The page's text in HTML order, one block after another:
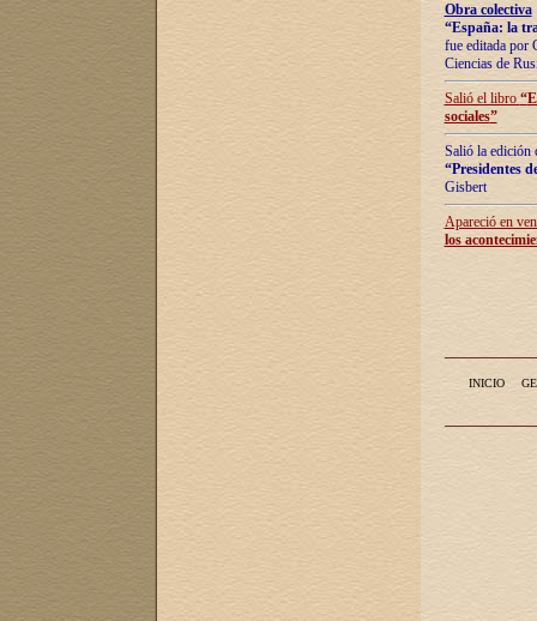
Obra colectiva
“España: la
fue editada por
Ciencias de
Salió el libro “
sociales”
Salió la edición
“Presidentes
Gisbert
Apareció en
los
INICIO